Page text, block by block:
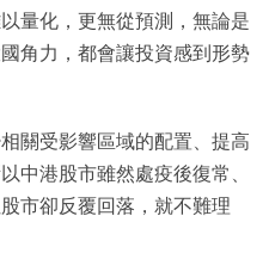
量化，更無從預測，無論是
角力，都會讓投資感到形勢
關受影響區域的配置、提高
中港股市雖然處疫後復常、
市卻反覆回落，就不難理